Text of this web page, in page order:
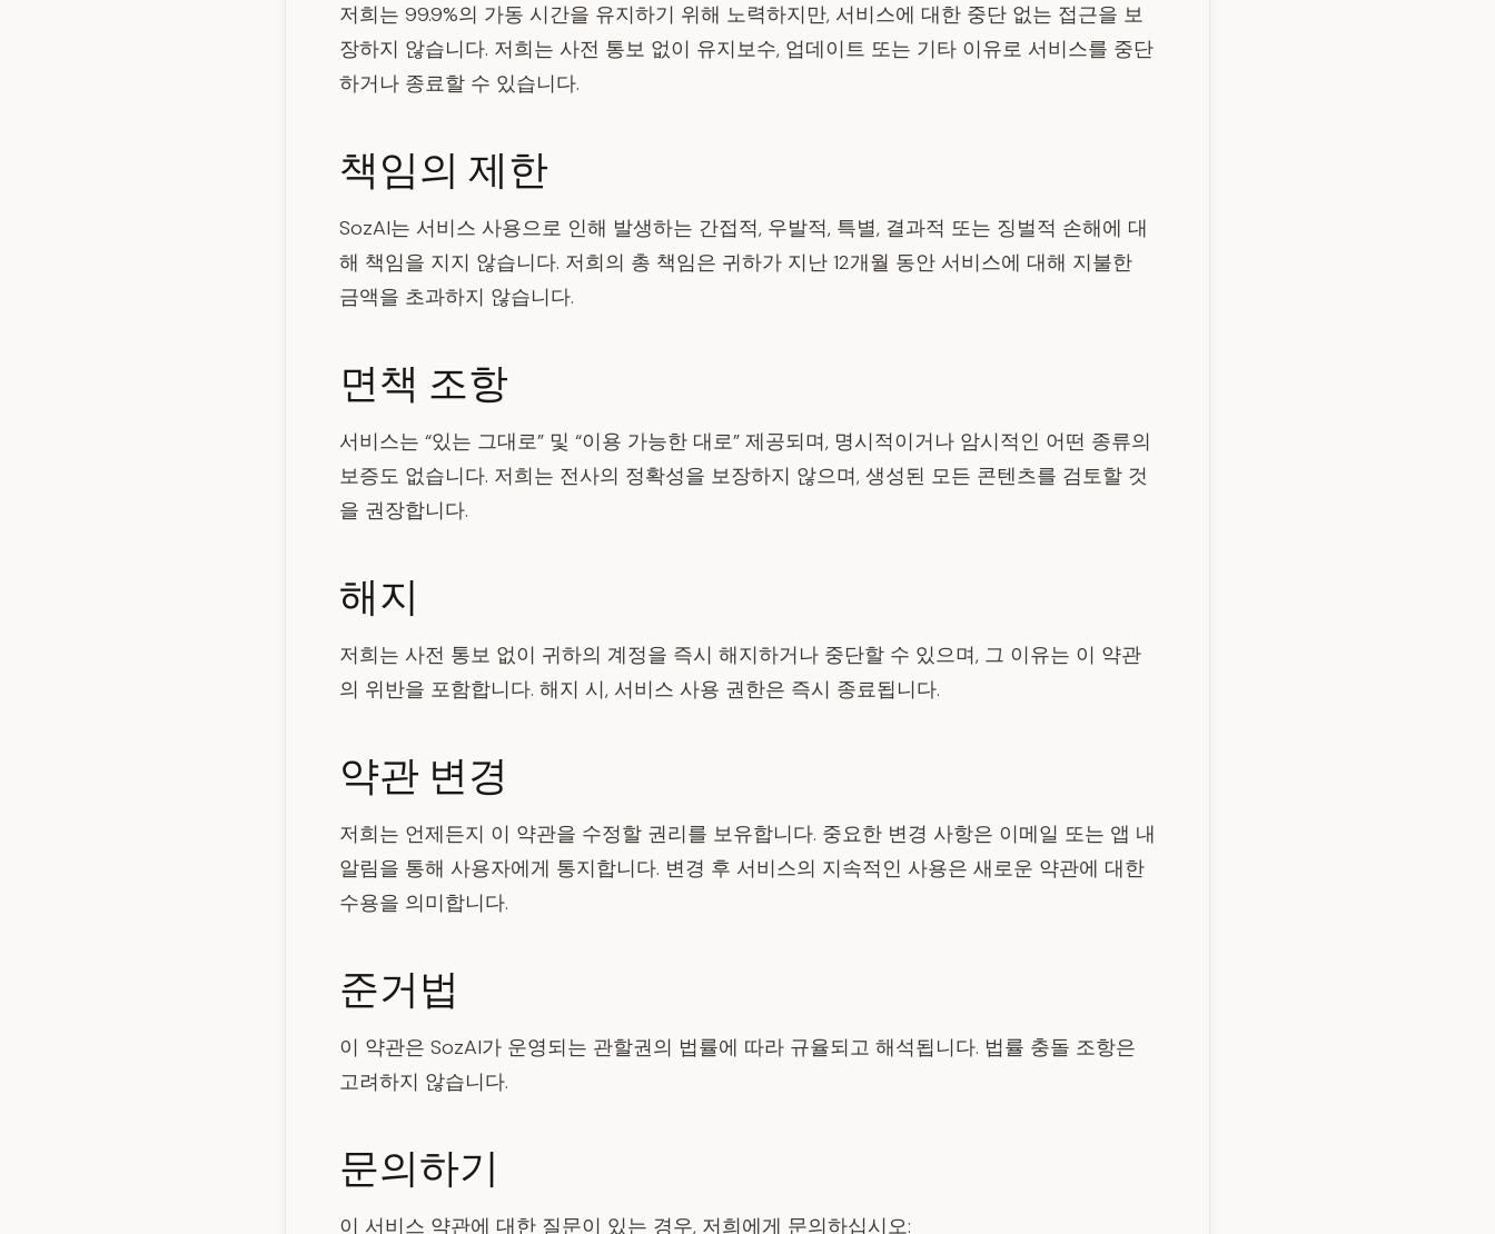
저희는 99.9%의 가동 시간을 유지하기 위해 노력하지만, 서비스에 대한 중단 없는 접근을 보
장하지 않습니다. 저희는 사전 통보 없이 유지보수, 업데이트 또는 기타 이유로 서비스를 중단
하거나 종료할 수 있습니다.
책임의 제한
SozAI는 서비스 사용으로 인해 발생하는 간접적, 우발적, 특별, 결과적 또는 징벌적 손해에 대
해 책임을 지지 않습니다. 저희의 총 책임은 귀하가 지난 12개월 동안 서비스에 대해 지불한
금액을 초과하지 않습니다.
면책 조항
서비스는 “있는 그대로” 및 “이용 가능한 대로” 제공되며, 명시적이거나 암시적인 어떤 종류의
보증도 없습니다. 저희는 전사의 정확성을 보장하지 않으며, 생성된 모든 콘텐츠를 검토할 것
을 권장합니다.
해지
저희는 사전 통보 없이 귀하의 계정을 즉시 해지하거나 중단할 수 있으며, 그 이유는 이 약관
의 위반을 포함합니다. 해지 시, 서비스 사용 권한은 즉시 종료됩니다.
약관 변경
저희는 언제든지 이 약관을 수정할 권리를 보유합니다. 중요한 변경 사항은 이메일 또는 앱 내
알림을 통해 사용자에게 통지합니다. 변경 후 서비스의 지속적인 사용은 새로운 약관에 대한
수용을 의미합니다.
준거법
이 약관은 SozAI가 운영되는 관할권의 법률에 따라 규율되고 해석됩니다. 법률 충돌 조항은
고려하지 않습니다.
문의하기
이 서비스 약관에 대한 질문이 있는 경우, 저희에게 문의하십시오: